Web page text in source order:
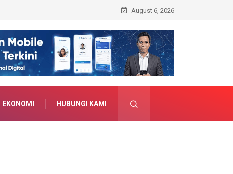
AI, Siap Bentengi Pelajar dari Ancaman Dunia Digital
August 6, 2026
EKONOMI HUBUNGI KAMI